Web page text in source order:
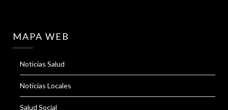
MAPA WEB
Noticias Salud
Noticias Locales
Salud Social